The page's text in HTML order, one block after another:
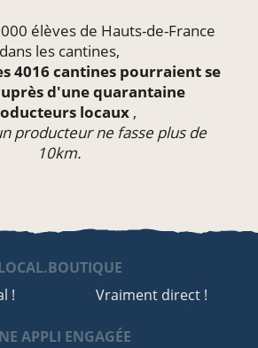
élèves de Hauts-de-France
dans les cantines,
4016 cantines pourraient se
d'une quarantaine
locaux ,
producteur ne fasse plus de
10km.
!
Vraiment direct !
APPLI ENGAGÉE